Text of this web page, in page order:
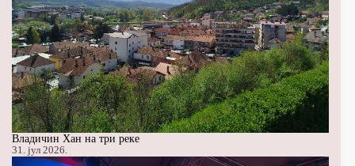
Владичин Хан на три реке
31. јул 2026.